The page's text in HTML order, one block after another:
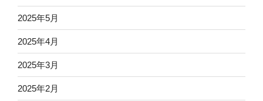
2025年5月
2025年4月
2025年3月
2025年2月